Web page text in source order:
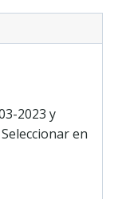
2023 y
en